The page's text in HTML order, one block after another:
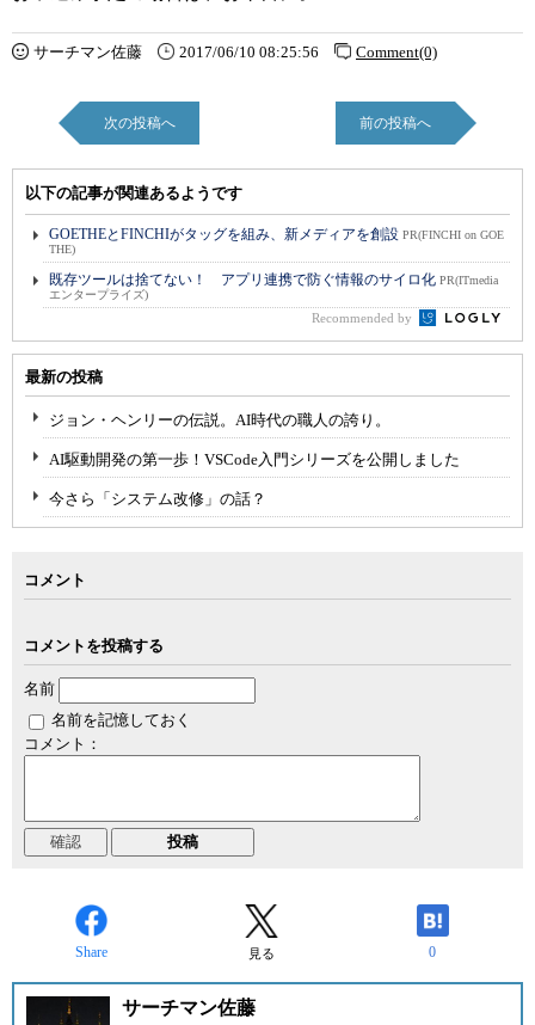
サーチマン佐藤 2017/06/10 08:25:56 Comment(0)
次の投稿へ 前の投稿へ
以下の記事が関連あるようです
GOETHEとFINCHIがタッグを組み、新メディアを創設 PR(FINCHI on GOE
THE)
既存ツールは捨てない！ アプリ連携で防ぐ情報のサイロ化 PR(ITmedia
エンタープライズ)
Recommended by
最新の投稿
ジョン・ヘンリーの伝説。AI時代の職人の誇り。
AI駆動開発の第一歩！VSCode入門シリーズを公開しました
今さら「システム改修」の話？
コメント
コメントを投稿する
名前
名前を記憶しておく
コメント：
Share 見る 0
サーチマン佐藤